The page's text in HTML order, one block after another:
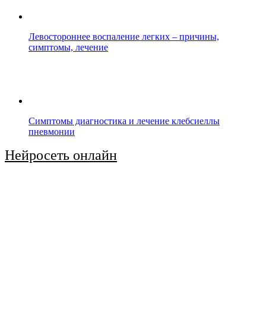
Левостороннее воспаление легких – причины,
симптомы, лечение
Симптомы диагностика и лечение клебсиеллы
пневмонии
Нейросеть онлайн